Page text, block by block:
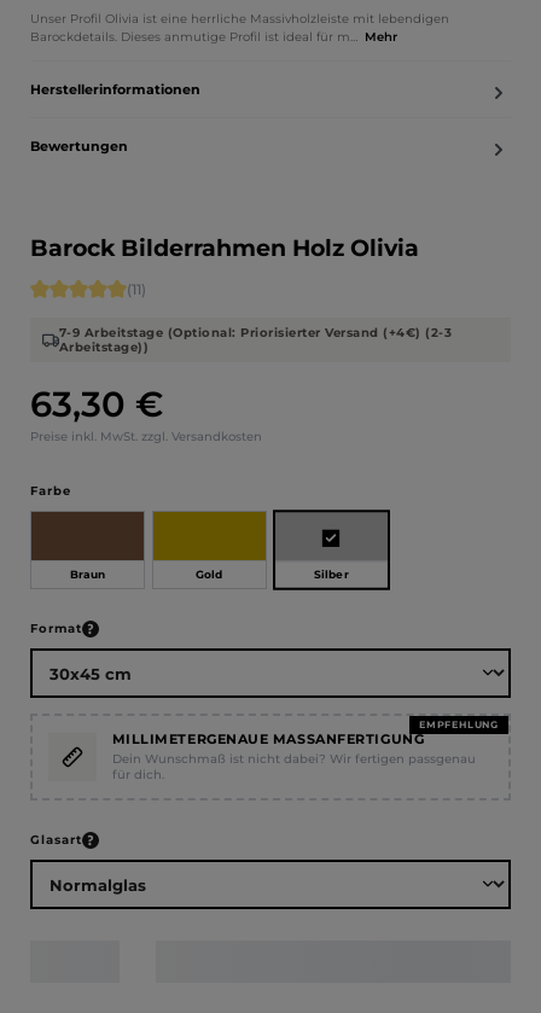
Unser Profil Olivia ist eine herrliche Massivholzleiste mit lebendigen
Barockdetails. Dieses anmutige Profil ist ideal für m… Mehr
Herstellerinformationen
Bewertungen
Barock Bilderrahmen Holz Olivia
Regulärer Preis:
63,30 €
Preise inkl. MwSt. zzgl. Versandkosten
Durchschnittliche Bewertung von 5 von 5 Sternen
(11)
7-9 Arbeitstage (Optional: Priorisierter Versand (+4€) (2-3
Arbeitstage))
Farbeauswählen
Braun Gold Silber
Formatauswählen
EMPFEHLUNG
MILLIMETERGENAUE MASSANFERTIGUNG
Dein Wunschmaß ist nicht dabei? Wir fertigen passgenau
für dich.
Glasartauswählen